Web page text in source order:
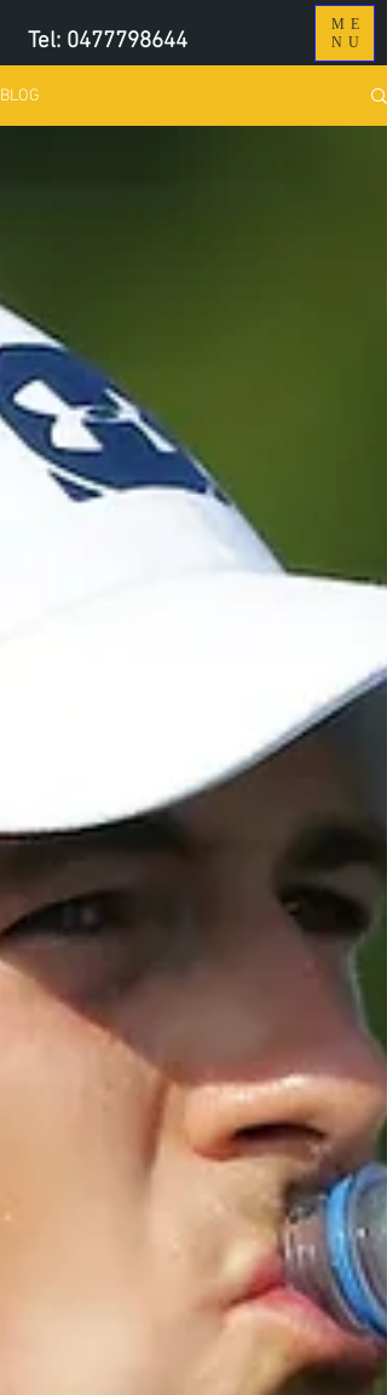
Tel: 0477798644
ME
NU
BLOG